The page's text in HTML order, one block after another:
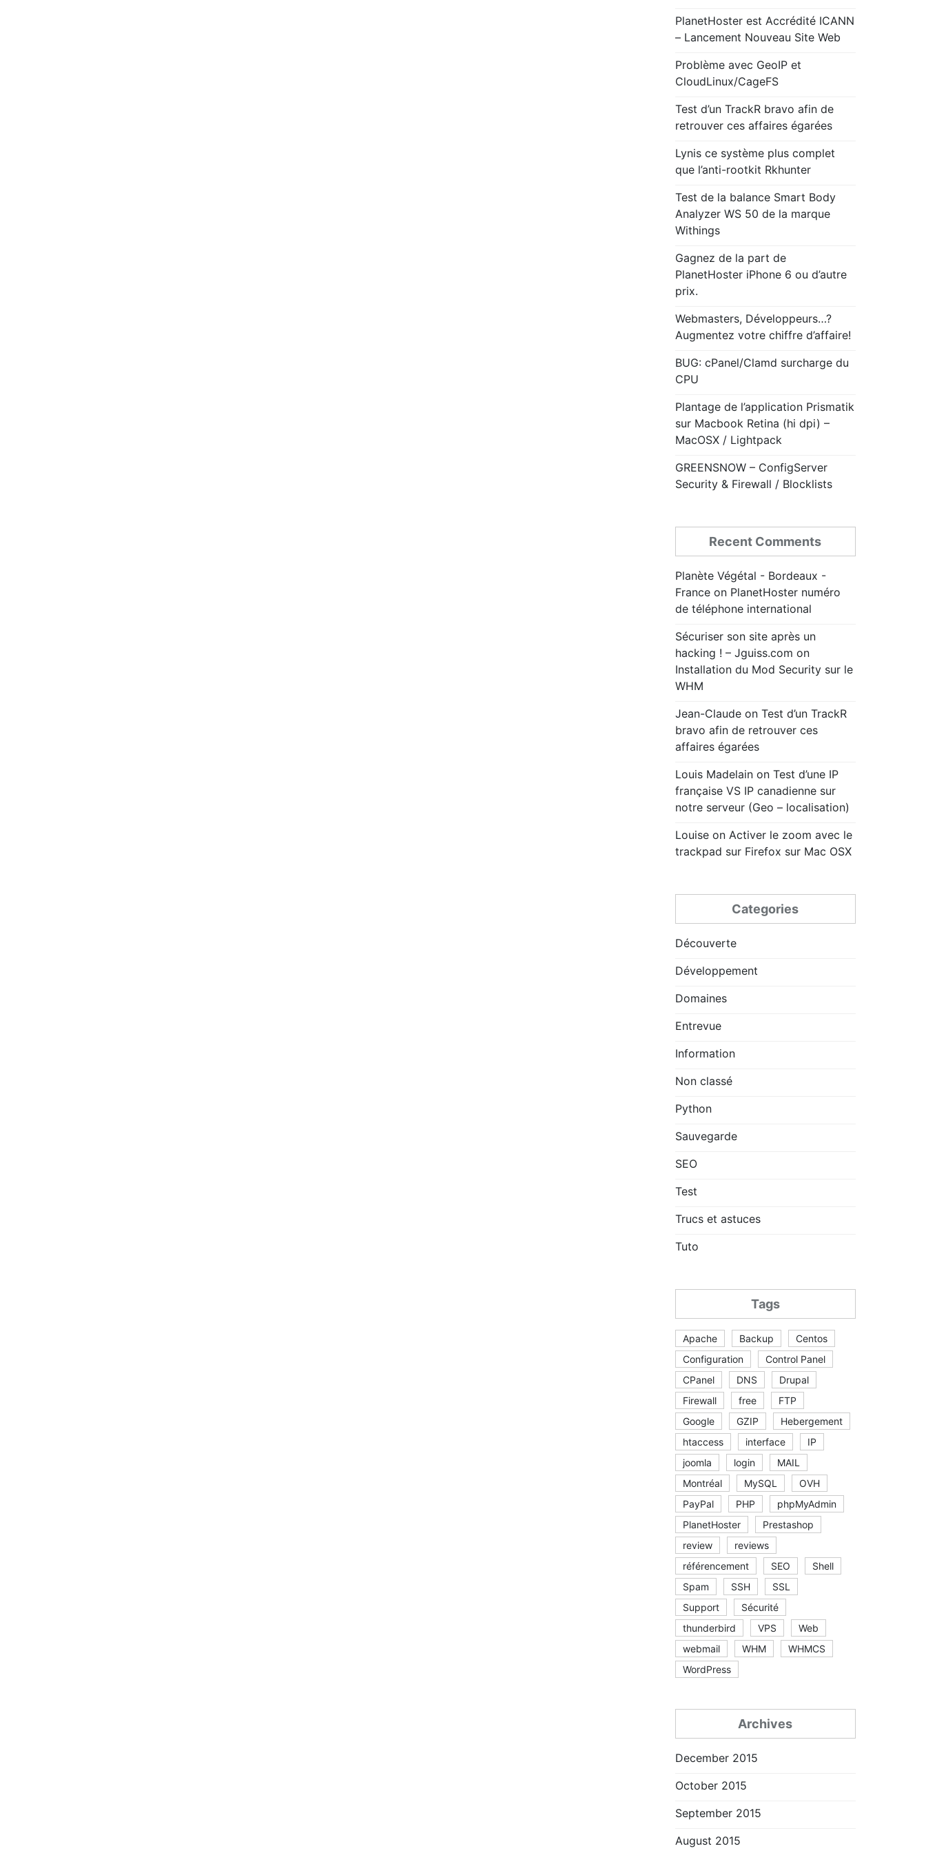
PlanetHoster est Accrédité ICANN
– Lancement Nouveau Site Web
Problème avec GeoIP et
CloudLinux/CageFS
Test d’un TrackR bravo afin de
retrouver ces affaires égarées
Lynis ce système plus complet
que l’anti-rootkit Rkhunter
Test de la balance Smart Body
Analyzer WS 50 de la marque
Withings
Gagnez de la part de
PlanetHoster iPhone 6 ou d’autre
prix.
Webmasters, Développeurs…?
Augmentez votre chiffre d’affaire!
BUG: cPanel/Clamd surcharge du
CPU
Plantage de l’application Prismatik
sur Macbook Retina (hi dpi) –
MacOSX / Lightpack
GREENSNOW – ConfigServer
Security & Firewall / Blocklists
Recent Comments
Planète Végétal - Bordeaux -
Franceon PlanetHoster numéro
de téléphone international
Sécuriser son site après un
hacking ! – Jguiss.com on
Installation du Mod Security sur le
WHM
Jean-Claudeon Test d’un TrackR
bravo afin de retrouver ces
affaires égarées
Louis Madelainon Test d’une IP
française VS IP canadienne sur
notre serveur (Geo – localisation)
Louiseon Activer le zoom avec le
trackpad sur Firefox sur Mac OSX
Categories
Découverte
Développement
Domaines
Entrevue
Information
Non classé
Python
Sauvegarde
SEO
Test
Trucs et astuces
Tuto
Tags
Apache Backup
Centos
Configuration
Control Panel
CPanel
DNS
Drupal
Firewall
free
FTP
Google
GZIP
Hebergement
htaccess
interface
IP
joomla
login
MAIL
Montréal
MySQL
OVH
PayPal
PHP
phpMyAdmin
PlanetHoster
Prestashop
review
reviews
référencement
SEO
Shell
Spam
SSH
SSL
Support
Sécurité
thunderbird
VPS
Web
webmail
WHM
WHMCS
WordPress
Archives
December 2015
October 2015
September 2015
August 2015